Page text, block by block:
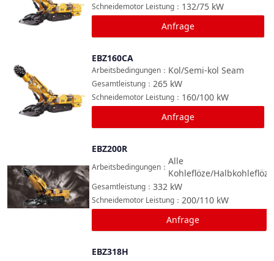
132/75 kW
Schneidemotor Leistung ：
Anfrage
EBZ160CA
Kol/Semi-kol Seam
Arbeitsbedingungen ：
265 kW
Gesamtleistung ：
160/100 kW
Schneidemotor Leistung ：
Anfrage
EBZ200R
Alle
Kohleflöze/Halbkohleflöze
Arbeitsbedingungen ：
332 kW
Gesamtleistung ：
200/110 kW
Schneidemotor Leistung ：
Anfrage
EBZ318H